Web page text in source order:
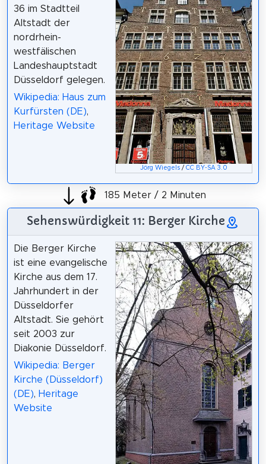
Jörg Wiegels /CC BY-SA 3.0
36 im Stadtteil
Altstadt der
nordrhein-
westfälischen
Landeshauptstadt
Düsseldorf gelegen.
Wikipedia: Haus zum
Kurfürsten (DE),
Heritage Website
185 Meter / 2 Minuten
Sehenswürdigkeit 11: Berger Kirche
Die Berger Kirche
ist eine evangelische
Kirche aus dem 17.
Jahrhundert in der
Düsseldorfer
Altstadt. Sie gehört
seit 2003 zur
Diakonie Düsseldorf.
Wikipedia: Berger
Kirche (Düsseldorf)
(DE), Heritage
Website